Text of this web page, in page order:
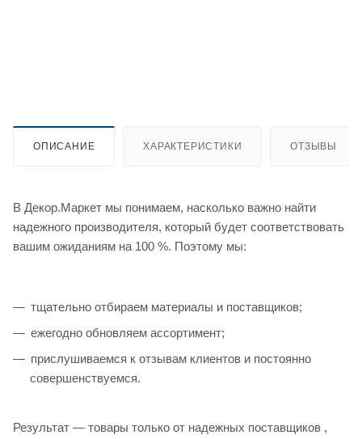
ОПИСАНИЕ ХАРАКТЕРИСТИКИ ОТЗЫВЫ
В Декор.Маркет мы понимаем, насколько важно найти
надежного производителя, который будет соответствовать
вашим ожиданиям на 100 %. Поэтому мы:
тщательно отбираем материалы и поставщиков;
ежегодно обновляем ассортимент;
прислушиваемся к отзывам клиентов и постоянно
совершенствуемся.
Результат — товары только от надежных поставщиков ,